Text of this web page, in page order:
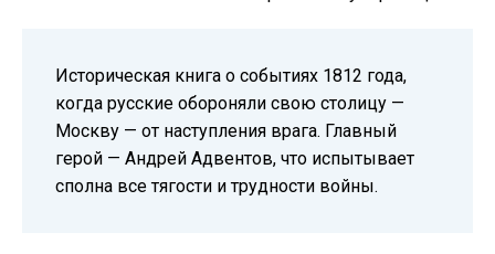
Историческая книга о событиях 1812 года,
когда русские обороняли свою столицу —
Москву — от наступления врага. Главный
герой — Андрей Адвентов, что испытывает
сполна все тягости и трудности войны.